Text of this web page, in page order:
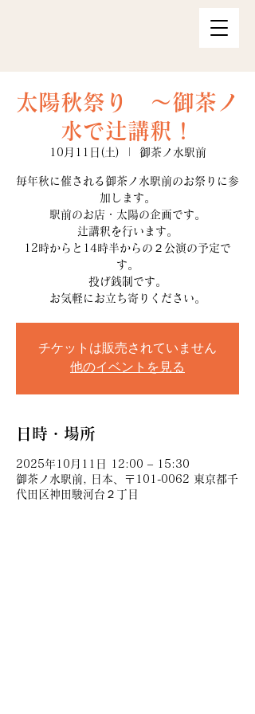
太陽秋祭り ～御茶ノ
水で辻講釈！
10月11日(土) 御茶ノ水駅前
毎年秋に催される御茶ノ水駅前のお祭りに参
加します。
駅前のお店・太陽の企画です。
辻講釈を行います。
12時からと14時半からの２公演の予定で
す。
投げ銭制です。
お気軽にお立ち寄りください。
チケットは販売されていません
他のイベントを見る
日時・場所
2025年10月11日 12:00 – 15:30
御茶ノ水駅前, 日本、〒101-0062 東京都千
代田区神田駿河台２丁目